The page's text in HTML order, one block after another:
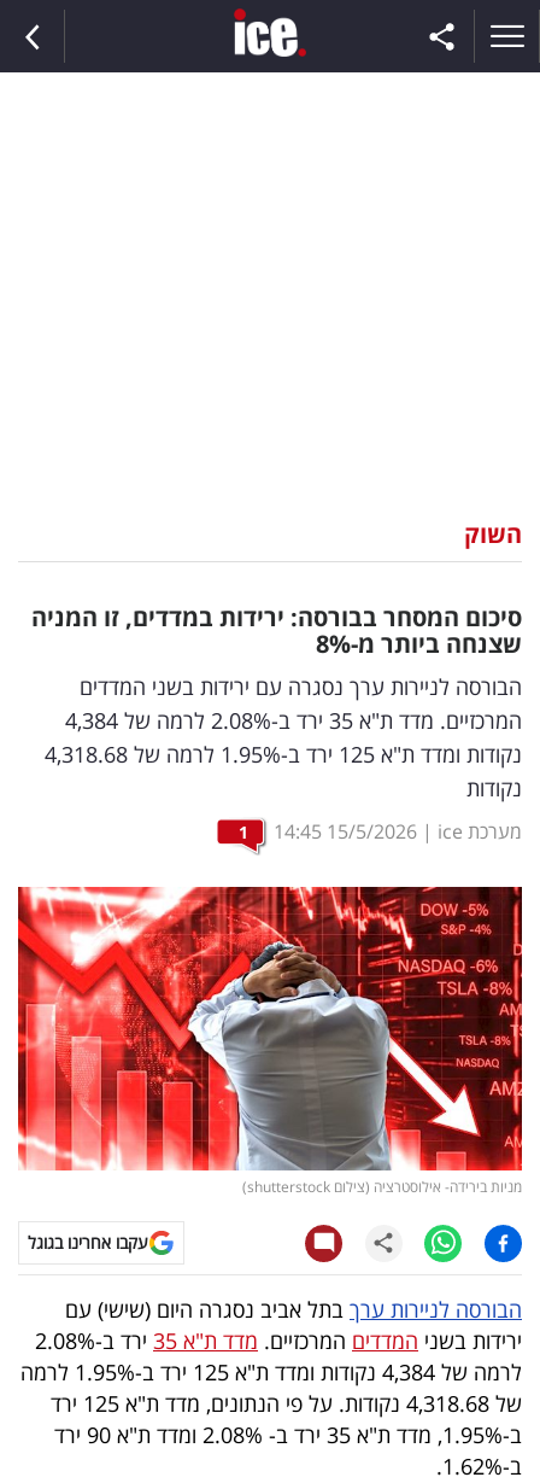
וצרכנות
דיגיטל
וטק
שיווק
ופרסום
משפט
מדדים
ומחקרים
דעות
רכילות
עסקית
קריפטו
ויראלי
טלוויזיה
עסקי
ספורט
קריירה
ולימודים
השוק
סיכום המסחר בבורסה: ירידות במדדים, זו המניה
שצנחה ביותר מ-8%
הבורסה לניירות ערך נסגרה עם ירידות בשני המדדים
המרכזיים. מדד ת"א 35 ירד ב-2.08% לרמה של 4,384
נקודות ומדד ת"א 125 ירד ב-1.95% לרמה של 4,318.68
נקודות
מערכת ice |
15/5/2026
14:45
1
מניות בירידה- אילוסטרציה (צילום shutterstock)
עקבו אחרינו בגוגל
הבורסה לניירות ערך בתל אביב נסגרה היום (שישי) עם
ירידות בשני המדדים המרכזיים. מדד ת"א 35
ירד ב-2.08%
לרמה של 4,384 נקודות ומדד ת"א 125 ירד ב-1.95% לרמה
של 4,318.68 נקודות. על פי הנתונים, מדד ת"א 125 ירד
ב-1.95%, מדד ת"א 35 ירד ב- 2.08% ומדד ת"א 90 ירד
ב-1.62%.